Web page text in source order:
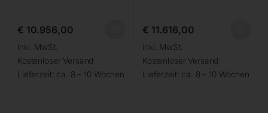
€ 10.956,00
inkl. MwSt.
Kostenloser Versand
Lieferzeit: ca. 8 – 10 Wochen
€ 11.616,00
inkl. MwSt.
Kostenloser Versand
Lieferzeit: ca. 8 – 10 Wochen